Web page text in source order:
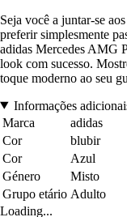
Seja você a juntar-se
preferir simplesmente
adidas Mercedes AMG
look com sucesso.
toque moderno ao seu
Informações
Marca
adidas
Cor
blubir
Cor
Azul
Género
Misto
Grupo etário Adulto
Loading...